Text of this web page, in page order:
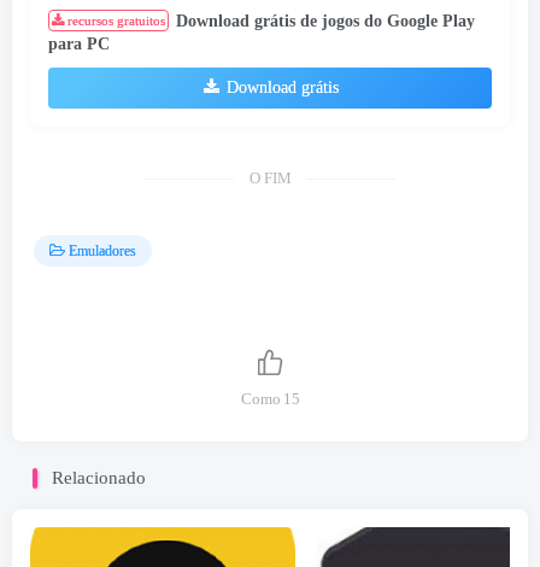
recursos gratuitos
Download grátis de jogos do Google Play
para PC
Download grátis
O FIM
Emuladores
Como 15
Relacionado